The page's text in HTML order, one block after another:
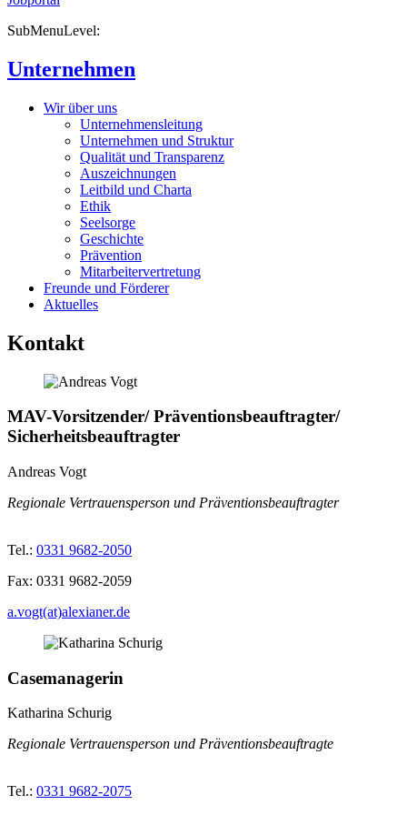
SubMenuLevel:
Unternehmen
Wir über uns
Unternehmensleitung
Unternehmen und Struktur
Qualität und Transparenz
Auszeichnungen
Leitbild und Charta
Ethik
Seelsorge
Geschichte
Prävention
Mitarbeitervertretung
Freunde und Förderer
Aktuelles
Kontakt
MAV-Vorsitzender/ Präventionsbeauftragter/
Sicherheitsbeauftragter
Andreas Vogt
Regionale Vertrauensperson und Präventionsbeauftragter
Tel.: 0331 9682-2050
Fax: 0331 9682-2059
a.vogt(at)alexianer.de
Casemanagerin
Katharina Schurig
Regionale Vertrauensperson und Präventionsbeauftragte
Tel.: 0331 9682-2075